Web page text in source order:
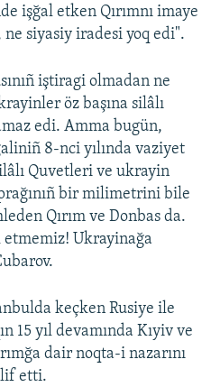
işğal etken Qırımnı imaye
siyasiy iradesi yoq edi".
iştiragi olmadan ne
öz başına silâlı
edi. Amma bugün,
8-nci yılında vaziyet
Quvetleri ve ukrayin
bir milimetrini bile
Qırım ve Donbas da.
etmemiz! Ukrayinağa
keçken Rusiye ile
15 yıl devamında Kıyiv ve
dair noqta-i nazarını
etti.